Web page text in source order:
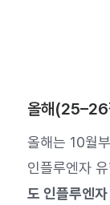
올해(25–26
올해는 10월
인플루엔자
도 인플루엔